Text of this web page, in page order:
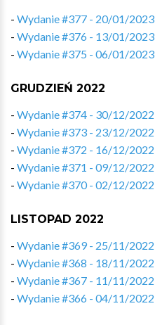
- Wydanie #377 - 20/01/2023
- Wydanie #376 - 13/01/2023
- Wydanie #375 - 06/01/2023
GRUDZIEŃ 2022
- Wydanie #374 - 30/12/2022
- Wydanie #373 - 23/12/2022
- Wydanie #372 - 16/12/2022
- Wydanie #371 - 09/12/2022
- Wydanie #370 - 02/12/2022
LISTOPAD 2022
- Wydanie #369 - 25/11/2022
- Wydanie #368 - 18/11/2022
- Wydanie #367 - 11/11/2022
- Wydanie #366 - 04/11/2022